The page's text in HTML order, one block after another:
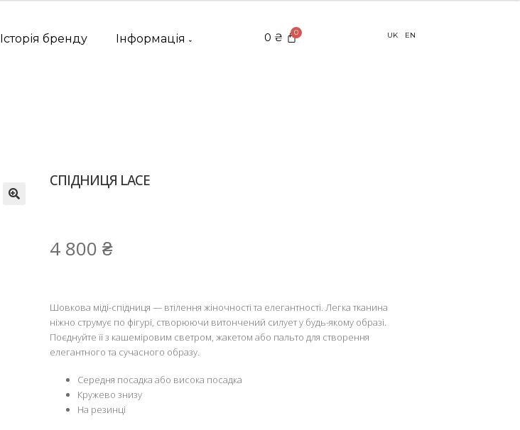
Історія бренду Інформація 0 ₴ UK EN
СПІДНИЦЯ LACE
4 800 ₴
Шовкова міді-спідниця — втілення жіночності та елегантності. Легка тканина
ніжно струмує по фігурі, створюючи витончений силует у будь-якому образі.
Поєднуйте її з кашеміровим светром, жакетом або пальто для створення
елегантного та сучасного образу.
Середня посадка або висока посадка
Кружево знизу
На резинці